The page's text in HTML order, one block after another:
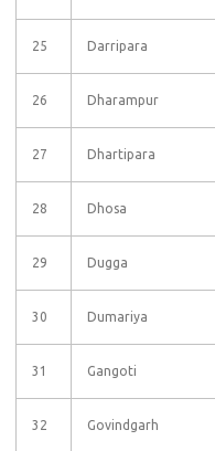
25 Darripara
26 Dharampur
27 Dhartipara
28 Dhosa
29 Dugga
30 Dumariya
31 Gangoti
32 Govindgarh